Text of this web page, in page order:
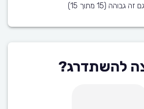
(15 מתוך 15)
להשתדרג?